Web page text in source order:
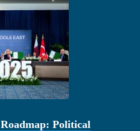
Political